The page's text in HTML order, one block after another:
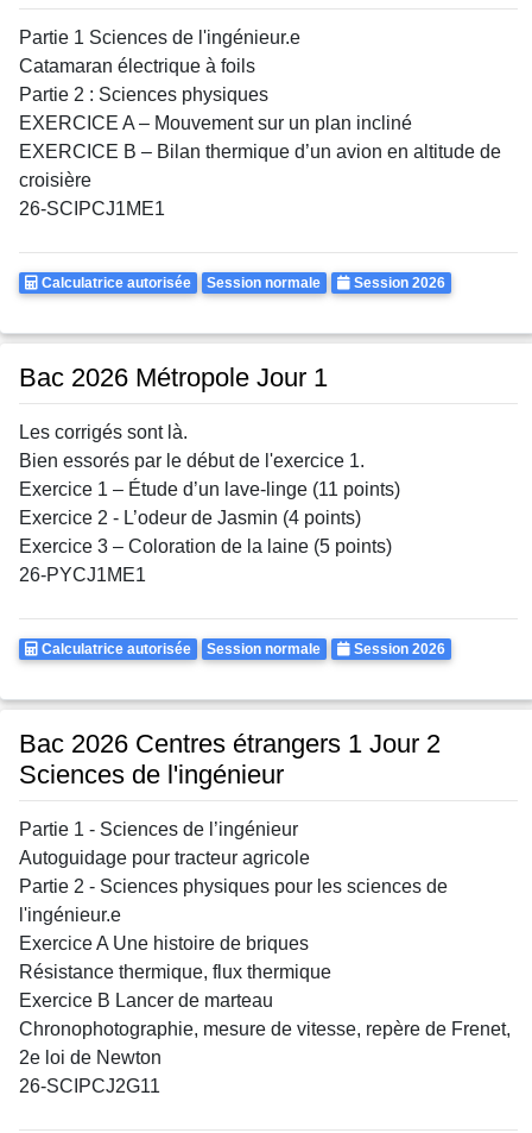
Partie 1 Sciences de l'ingénieur.e
Catamaran électrique à foils
Partie 2 : Sciences physiques
EXERCICE A – Mouvement sur un plan incliné
EXERCICE B – Bilan thermique d’un avion en altitude de
croisière
26-SCIPCJ1ME1
Calculatrice
Calculatrice autorisée Rattrapages
Session normale Annee
Session 2026
Bac 2026 Métropole Jour 1
Les corrigés sont là.
Bien essorés par le début de l'exercice 1.
Exercice 1 – Étude d’un lave-linge (11 points)
Exercice 2 - L’odeur de Jasmin (4 points)
Exercice 3 – Coloration de la laine (5 points)
26-PYCJ1ME1
Calculatrice
Calculatrice autorisée Rattrapages
Session normale Annee
Session 2026
Bac 2026 Centres étrangers 1 Jour 2
Sciences de l'ingénieur
Partie 1 - Sciences de l’ingénieur
Autoguidage pour tracteur agricole
Partie 2 - Sciences physiques pour les sciences de
l'ingénieur.e
Exercice A Une histoire de briques
Résistance thermique, flux thermique
Exercice B Lancer de marteau
Chronophotographie, mesure de vitesse, repère de Frenet,
2e loi de Newton
26-SCIPCJ2G11